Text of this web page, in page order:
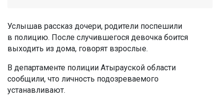
Услышав рассказ дочери, родители поспешили
в полицию. После случившегося девочка боится
выходить из дома, говорят взрослые.
В департаменте полиции Атырауской области
сообщили, что личность подозреваемого
устанавливают.